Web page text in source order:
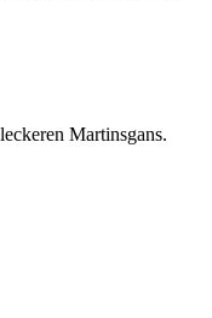
Martinsgans.